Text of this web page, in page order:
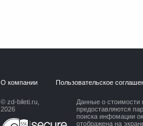
О компании Пользовательское
© zd-bileti.ru,
2026
Данные о стоимости
предоставляются
поиска инфомации
отображена на